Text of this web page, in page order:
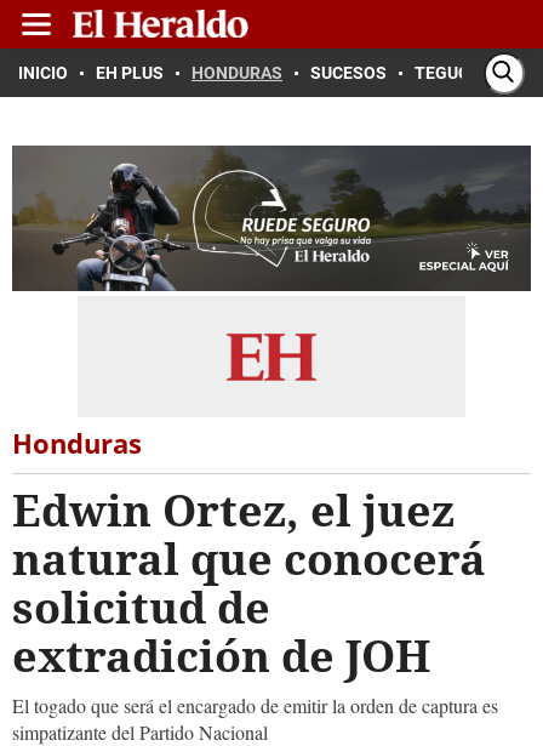
INICIO EH PLUS HONDURAS SUCESOS TEGUCIGALPA
Honduras
Edwin Ortez, el juez
natural que conocerá
solicitud de
extradición de JOH
El togado que será el encargado de emitir la orden de captura es
simpatizante del Partido Nacional